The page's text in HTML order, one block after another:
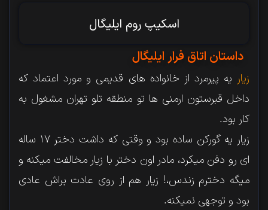
اسکیپ روم ایلیگال
داستان اتاق فرار ایلیگال
زیار یه‌‌ پیرمرد از خانواده های قدیمی و مورد اعتماد که
داخل قبرستون ارمنی‌ ها تو منطقه تلو تهران مشغول به
کار بود.
زیار یه گورکن ساده بود و وقتی که داشت دختر ۱۷ ساله
ای رو دفن میکرد، مادر اون دختر با زیار مخالفت میکنه و
میگه دخترم زندس،! زیار هم از روی عادت براش عادی
بود و توجهی نمیکنه.